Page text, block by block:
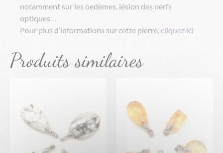
notamment sur les oedèmes, lésion des nerfs
optiques…
Pour plus d’informations sur cette pierre,cliquez ici
Produits similaires